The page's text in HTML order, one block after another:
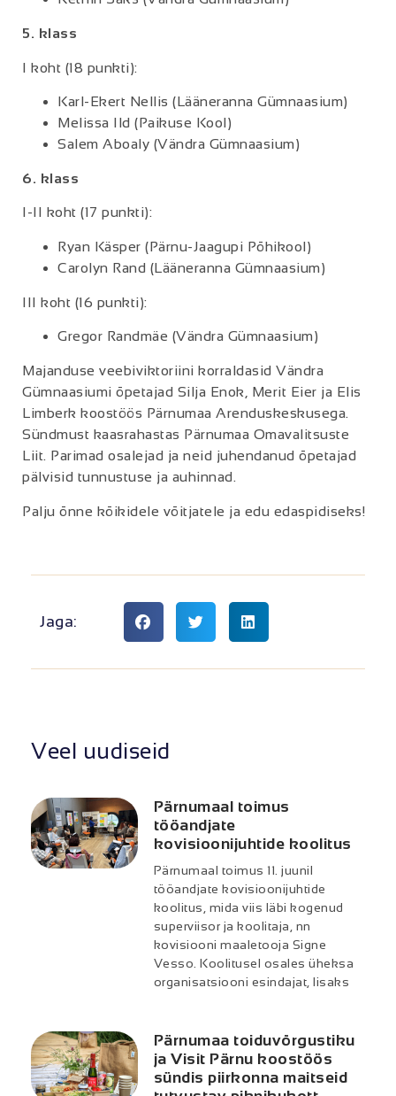
5. klass
I koht (18 punkti):
Karl-Ekert Nellis (Lääneranna Gümnaasium)
Melissa Ild (Paikuse Kool)
Salem Aboaly (Vändra Gümnaasium)
6. klass
I-II koht (17 punkti):
Ryan Käsper (Pärnu-Jaagupi Põhikool)
Carolyn Rand (Lääneranna Gümnaasium)
III koht (16 punkti):
Gregor Randmäe (Vändra Gümnaasium)
Majanduse veebiviktoriini korraldasid Vändra
Gümnaasiumi õpetajad Silja Enok, Merit Eier ja Elis
Limberk koostöös Pärnumaa Arenduskeskusega.
Sündmust kaasrahastas Pärnumaa Omavalitsuste
Liit. Parimad osalejad ja neid juhendanud õpetajad
pälvisid tunnustuse ja auhinnad.
Palju õnne kõikidele võitjatele ja edu edaspidiseks!
Jaga:
Veel uudiseid
Pärnumaal toimus
tööandjate
kovisioonijuhtide koolitus
Pärnumaal toimus 11. juunil
tööandjate kovisioonijuhtide
koolitus, mida viis läbi kogenud
superviisor ja koolitaja, nn
kovisiooni maaletooja Signe
Vesso. Koolitusel osales üheksa
organisatsiooni esindajat, lisaks
Pärnumaa toiduvõrgustiku
ja Visit Pärnu koostöös
sündis piirkonna maitseid